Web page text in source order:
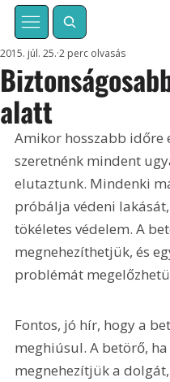
alatt
2015. júl. 25. 2 perc olvasás
Amikor hosszabb
szeretnénk mindent
elutaztunk. Mindenki
próbálja védeni
tökéletes védelem. A
megnehezíthetjük, és
problémát
Fontos, jó hír, hogy a
meghiúsul. A betörő,
megnehezítjük a